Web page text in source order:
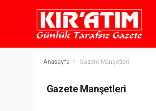
Anasayfa Gazete Manşetleri
Gazete Manşetleri